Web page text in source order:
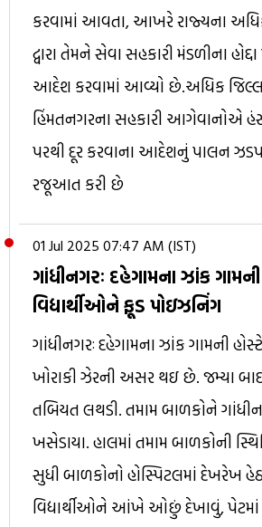
કરવામાં આવતા, આખરે રાજ્યના અધિક
દ્વારા તેમને સેવા સહકારી મંડળીના
આદેશ કરવામાં આવ્યો છે.અધિક
હિંમતનગરના સહકારી આગેવાનોએ
પરથી દૂર કરવાના આદેશનું પાલન
રજૂઆત કરી છે
01 Jul 2025 07:47 AM (IST)
ગાંધીનગરઃ દહેગામના ઝાંક
વિદ્યાર્થીઓને ફૂડ પોઇઝનિંગ
ગાંધીનગરઃ દહેગામના ઝાંક ગામની
ખોરાકી ઝેરની અસર થઇ છે. જમ્યા
તબિયત લથડી. તમામ બાળકોને
ખસેડાયા. હાલમાં તમામ બાળકોની
સુધી બાળકોનો હોસ્પિટલમાં દેખરેખ
વિદ્યાર્થીઓને આંખે ઓછું દેખાવું, પેટમાં